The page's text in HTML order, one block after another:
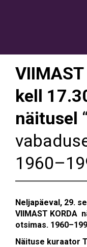
VIIMAST
kell
näitusel
Neljapäeval, 29.
VIIMAST KORDA
otsimas.
Näituse kuraator